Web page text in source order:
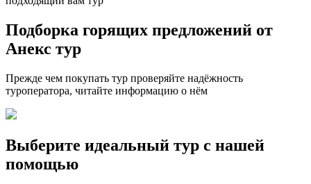
Подборка горящих предложений от
Анекс тур
Прежде чем покупать тур проверяйте надёжность
туроператора, читайте информацию о нём
Выберите идеальный тур с нашей
помощью